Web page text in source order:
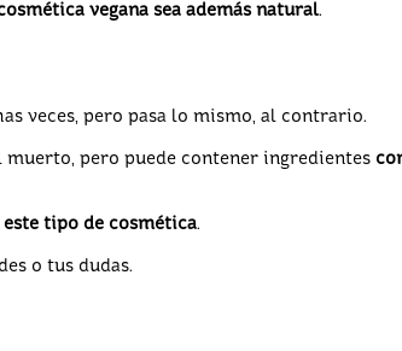
vegana sea además natural.
veces, pero pasa lo mismo, al contrario.
pero puede contener ingredientes
tipo de cosmética.
o tus dudas.